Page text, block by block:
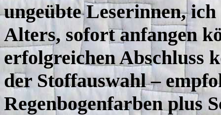
ungeübte Leserinnen,
Alters, sofort anfangen
erfolgreichen Abschluss
der Stoffauswahl –
Regenbogenfarben plus